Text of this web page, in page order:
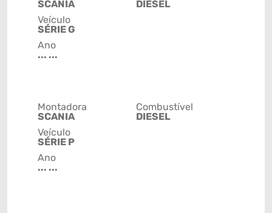
SCANIA
Veículo
SÉRIE G
Ano
... ...
DIESEL
Montadora
SCANIA
Veículo
SÉRIE P
Ano
... ...
Combustível
DIESEL